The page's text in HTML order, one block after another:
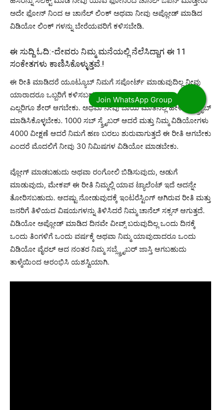
ಅದೇ ಫೋನ್ ನಿಂದ ಆ ಚಾನೆಲ್ ಲಿಂಕ್ ಅಥವಾ ನೀವು ಅಪ್ಲೋಡ್ ಮಾಡಿದ
ವಿಡಿಯೋ ಲಿಂಕ್ ಗಳನ್ನು ಬೇರೆಯವರಿಗೆ ಕಳಿಸಬೇಡಿ.
ಈ ಸುದ್ದಿ ಓದಿ:-ದೇವರು ನಿಮ್ಮ ಮನೆಯಲ್ಲಿ ನೆಲೆಸಿದ್ದಾಗ ಈ 11
ಸಂಕೇತಗಳು ಕಾಣಿಸಿಕೊಳ್ಳುತ್ತವೆ.!
ಈ ರೀತಿ ಮಾಡಿದರೆ ಯೂಟ್ಯೂಬ್ ನಿಮಗೆ ಸಪೋರ್ಟ್ ಮಾಡುವುದಿಲ್ಲ ನೀವು
ಯಾರಾದರೂ ಒಬ್ಬರಿಗೆ ಕಳಿಸಬಹುದು ಮತ್ತು ಆ ನಂಬರ್ ಇಂದ ಉಳಿದ
ಎಲ್ಲರಿಗೂ ಶೇರ್ ಆಗಬೇಕು. ಅಥವಾ ನೀವು ಬಾಯಿ ಮಾತಿನಲ್ಲಿ ಹೇಳಿ ಸಬ್ಸ್ಕ್ರೈಬ್
ಮಾಡಿಸಿಕೊಳ್ಳಬೇಕು. 1000 ಸಬ್ ಸ್ಕ್ರೈಬರ್ ಆದರೆ ಮತ್ತು ನಿಮ್ಮ ವಿಡಿಯೋಗಳು
4000 ವೀಕ್ಷಣೆ ಆದರೆ ನಿಮಗೆ ಹಣ ಬರಲು ಶುರುವಾಗುತ್ತದೆ ಈ ರೀತಿ ಆಗಬೇಕು
ಎಂದರೆ ಮೊದಲಿಗೆ ನೀವು 30 ನಿಮಿಷಗಳ ವಿಡಿಯೋ ಮಾಡಬೇಕು.
ವ್ಲೋಗ್ ಮಾಡಬಹುದು ಅಥವಾ ರಂಗೋಲಿ ಬಿಡಿಸುವುದು, ಅಡುಗೆ
ಮಾಡುವುದು, ಮೇಕಪ್ ಈ ರೀತಿ ನಿಮ್ಮಲ್ಲಿ ಯಾವ ಟ್ಯಾಲೆಂಟ್ ಇದೆ ಅದನ್ನೇ
ತೋರಿಸಬಹುದು. ಆದಷ್ಟು ನೋಡುವುದಕ್ಕೆ ಇಂಟರೆಸ್ಟಿಂಗ್ ಆಗಿರುವ ರೀತಿ ಮತ್ತು
ಜನರಿಗೆ ತಿಳಿಯದ ವಿಷಯಗಳನ್ನು ತಿಳಿಸಿದರೆ ನಿಮ್ಮ ಚಾನೆಲ್ ಸಕ್ಸಸ್ ಆಗುತ್ತದೆ.
ವಿಡಿಯೋ ಅಪ್ಲೋಡ್ ಮಾಡಿದ ದಿನವೇ ವೀವ್ಸ್ ಬರುವುದಿಲ್ಲ ಒಂದು ದಿನಕ್ಕೆ
ಒಂದು ತಿಂಗಳಿಗೆ ಒಂದು ವರ್ಷಕ್ಕೆ ಅಥವಾ ನಿಮ್ಮ ಯಾವುದಾದರೂ ಒಂದು
ವಿಡಿಯೋ ವೈರಲ್ ಆದ ನಂತರ ನಿಮ್ಮ ಸಬ್ಸ್ಕ್ರೈಬರ್ ಜಾಸ್ತಿ ಆಗಬಹುದು
ತಾಳ್ಮೆಯಿಂದ ಆರಂಭಿಸಿ ಯಶಸ್ವಿಯಾಗಿ.